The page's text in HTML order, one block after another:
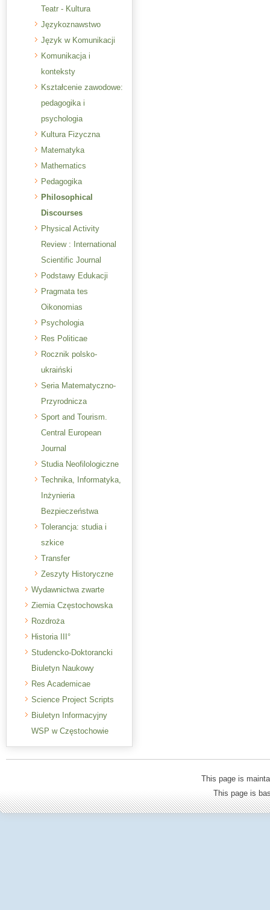
Teatr - Kultura
Językoznawstwo
Język w Komunikacji
Komunikacja i
konteksty
Kształcenie zawodowe:
pedagogika i
psychologia
Kultura Fizyczna
Matematyka
Mathematics
Pedagogika
Philosophical
Discourses
Physical Activity
Review : International
Scientific Journal
Podstawy Edukacji
Pragmata tes
Oikonomias
Psychologia
Res Politicae
Rocznik polsko-
ukraiński
Seria Matematyczno-
Przyrodnicza
Sport and Tourism.
Central European
Journal
Studia Neofilologiczne
Technika, Informatyka,
Inżynieria
Bezpieczeństwa
Tolerancja: studia i
szkice
Transfer
Zeszyty Historyczne
Wydawnictwa zwarte
Ziemia Częstochowska
Rozdroża
Historia III°
Studencko-Doktorancki
Biuletyn Naukowy
Res Academicae
Science Project Scripts
Biuletyn Informacyjny
WSP w Częstochowie
This page is
This page is